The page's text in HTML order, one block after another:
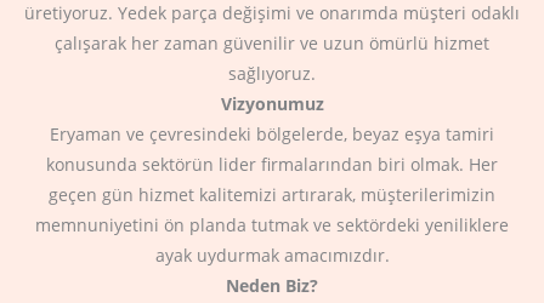
üretiyoruz. Yedek parça değişimi ve onarımda müşteri odaklı
çalışarak her zaman güvenilir ve uzun ömürlü hizmet
sağlıyoruz.
Vizyonumuz
Eryaman ve çevresindeki bölgelerde, beyaz eşya tamiri
konusunda sektörün lider firmalarından biri olmak. Her
geçen gün hizmet kalitemizi artırarak, müşterilerimizin
memnuniyetini ön planda tutmak ve sektördeki yeniliklere
ayak uydurmak amacımızdır.
Neden Biz?